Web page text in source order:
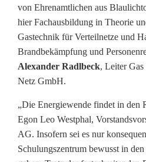
n
t
r
u
m
G
a
von Ehrenamtlichen aus
hier Fachausbildung in Theorie
Gastechnik für Verteilnetze und
Brandbekämpfung und
Alexander Radlbeck, Leiter
Netz GmbH.
„Die Energiewende findet in den
Egon Leo Westphal,
AG. Insofern sei es nur
Schulungszentrum bewusst in